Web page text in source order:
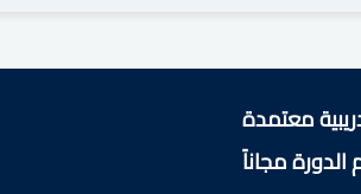
معتمدة
مجاناً